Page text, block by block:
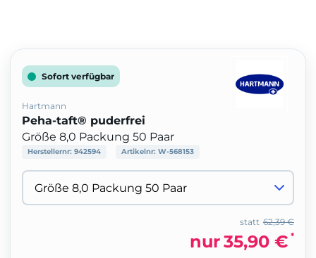
Sofort verfügbar
Hartmann
Peha-taft® puderfrei
Größe 8,0 Packung 50 Paar
Herstellernr: 942594 Artikelnr: W-568153
62,39 €
statt
nur35,90 € *